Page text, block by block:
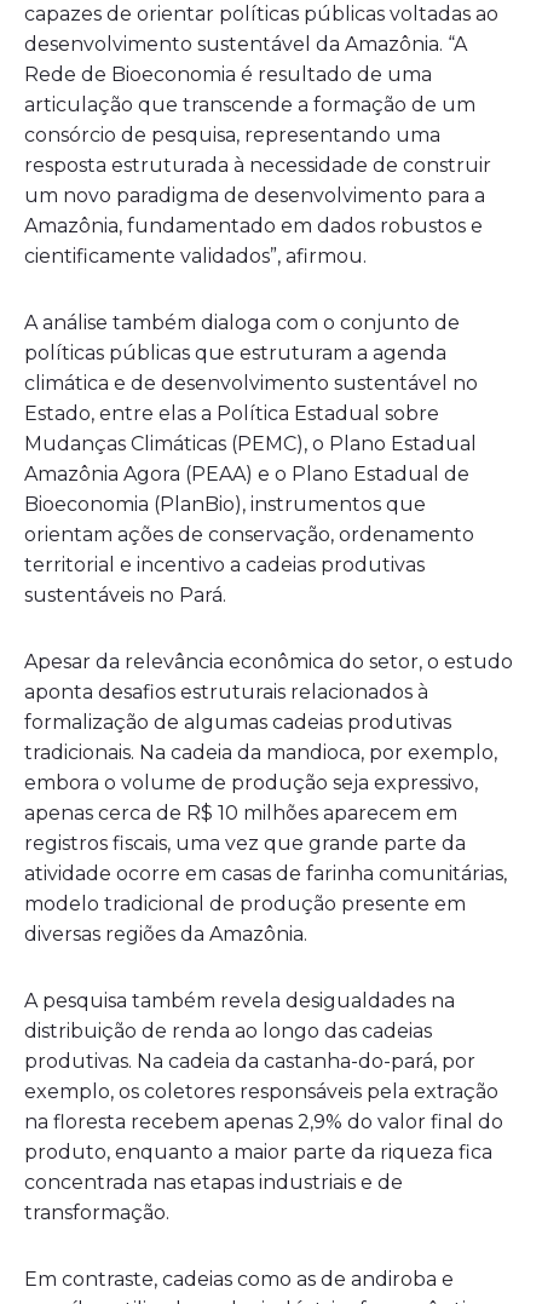
capazes de orientar políticas públicas voltadas ao
desenvolvimento sustentável da Amazônia. “A
Rede de Bioeconomia é resultado de uma
articulação que transcende a formação de um
consórcio de pesquisa, representando uma
resposta estruturada à necessidade de construir
um novo paradigma de desenvolvimento para a
Amazônia, fundamentado em dados robustos e
cientificamente validados”, afirmou.
A análise também dialoga com o conjunto de
políticas públicas que estruturam a agenda
climática e de desenvolvimento sustentável no
Estado, entre elas a Política Estadual sobre
Mudanças Climáticas (PEMC), o Plano Estadual
Amazônia Agora (PEAA) e o Plano Estadual de
Bioeconomia (PlanBio), instrumentos que
orientam ações de conservação, ordenamento
territorial e incentivo a cadeias produtivas
sustentáveis no Pará.
Apesar da relevância econômica do setor, o estudo
aponta desafios estruturais relacionados à
formalização de algumas cadeias produtivas
tradicionais. Na cadeia da mandioca, por exemplo,
embora o volume de produção seja expressivo,
apenas cerca de R$ 10 milhões aparecem em
registros fiscais, uma vez que grande parte da
atividade ocorre em casas de farinha comunitárias,
modelo tradicional de produção presente em
diversas regiões da Amazônia.
A pesquisa também revela desigualdades na
distribuição de renda ao longo das cadeias
produtivas. Na cadeia da castanha-do-pará, por
exemplo, os coletores responsáveis pela extração
na floresta recebem apenas 2,9% do valor final do
produto, enquanto a maior parte da riqueza fica
concentrada nas etapas industriais e de
transformação.
Em contraste, cadeias como as de andiroba e